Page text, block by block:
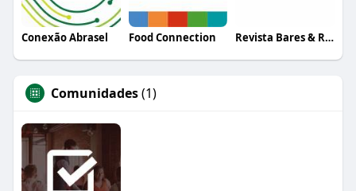
Conexão Abrasel Food Connection Revista Bares & Restaurantes
Comunidades(1)